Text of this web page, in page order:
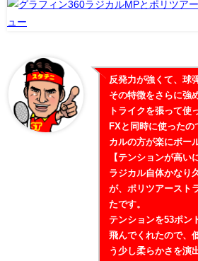
反発力が強くて、球
その特徴をさらに強
トライクを張って使
FXと同時に使った
カルの方が楽にボー
【テンションが高い
ラジカル自体かなり
が、ポリツアースト
たです。
テンションを53ポン
飛んでくれたので、
う少し柔らかさを演